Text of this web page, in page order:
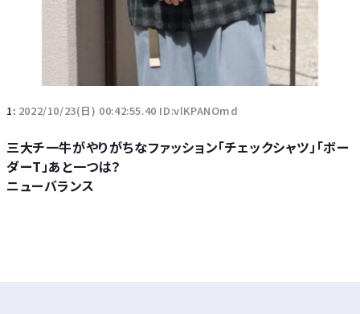
1: 2022/10/23(日) 00:42:55.40 ID:vlKPANOmd
三大チ一牛がやりがちなファッション「チェックシャツ」「ボー
ダーT」あと一つは？
ニューバランス